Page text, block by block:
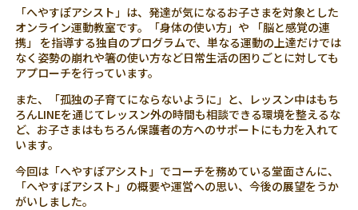
「へやすぽアシスト」は、発達が気になるお子さまを対象とした
オンライン運動教室です。「身体の使い方」や 「脳と感覚の連
携」 を指導する独自のプログラムで、単なる運動の上達だけでは
なく姿勢の崩れや箸の使い方など日常生活の困りごとに対しても
アプローチを行っています。
また、「孤独の子育てにならないように」と、レッスン中はもち
ろんLINEを通じてレッスン外の時間も相談できる環境を整えるな
ど、お子さまはもちろん保護者の方へのサポートにも力を入れて
います。
今回は「へやすぽアシスト」でコーチを務めている堂面さんに、
「へやすぽアシスト」の概要や運営への思い、今後の展望をうか
がいしました。